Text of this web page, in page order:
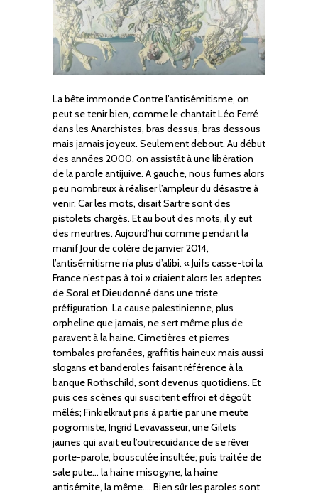
La bête immonde Contre l’antisémitisme, on
peut se tenir bien, comme le chantait Léo Ferré
dans les Anarchistes, bras dessus, bras dessous
mais jamais joyeux. Seulement debout. Au début
des années 2000, on assistât à une libération
de la parole antijuive. A gauche, nous fumes alors
peu nombreux à réaliser l’ampleur du désastre à
venir. Car les mots, disait Sartre sont des
pistolets chargés. Et au bout des mots, il y eut
des meurtres. Aujourd’hui comme pendant la
manif Jour de colère de janvier 2014,
l’antisémitisme n’a plus d’alibi. « Juifs casse-toi la
France n’est pas à toi » criaient alors les adeptes
de Soral et Dieudonné dans une triste
préfiguration. La cause palestinienne, plus
orpheline que jamais, ne sert même plus de
paravent à la haine. Cimetières et pierres
tombales profanées, graffitis haineux mais aussi
slogans et banderoles faisant référence à la
banque Rothschild, sont devenus quotidiens. Et
puis ces scènes qui suscitent effroi et dégoût
mêlés; Finkielkraut pris à partie par une meute
pogromiste, Ingrid Levavasseur, une Gilets
jaunes qui avait eu l’outrecuidance de se rêver
porte-parole, bousculée insultée; puis traitée de
sale pute… la haine misogyne, la haine
antisémite, la même…. Bien sûr les paroles sont